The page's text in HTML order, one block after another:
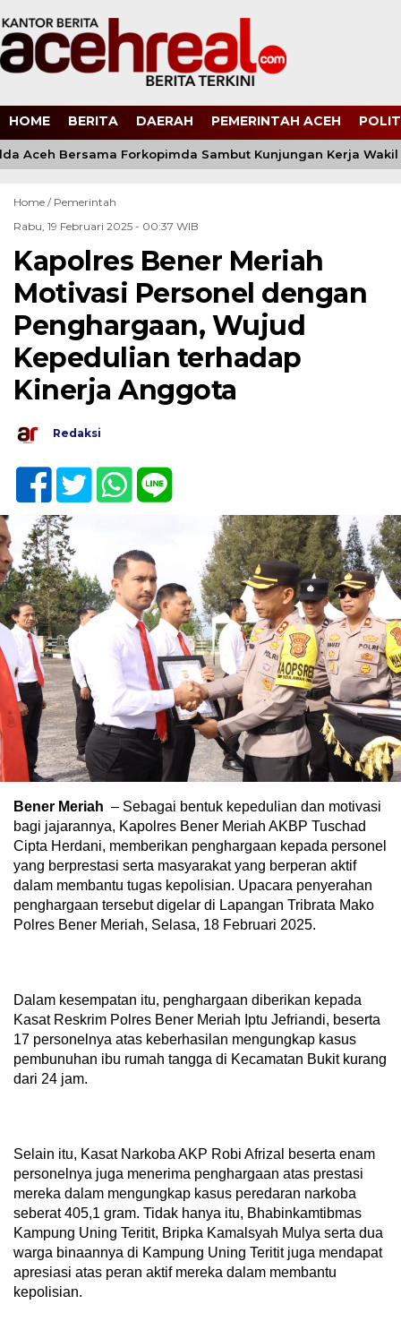
HOME BERITA DAERAH PEMERINTAH ACEH
Aceh Bersama Forkopimda Sambut Kunjungan Kerja Wakil
Home / Pemerintah
Rabu, 19 Februari 2025 - 00:37 WIB
Kapolres Bener Meriah
Motivasi Personel dengan
Penghargaan, Wujud
Kepedulian terhadap
Kinerja Anggota
Redaksi
Bener Meriah – Sebagai bentuk kepedulian dan motivasi
bagi jajarannya, Kapolres Bener Meriah AKBP Tuschad
Cipta Herdani, memberikan penghargaan kepada personel
yang berprestasi serta masyarakat yang berperan aktif
dalam membantu tugas kepolisian. Upacara penyerahan
penghargaan tersebut digelar di Lapangan Tribrata Mako
Polres Bener Meriah, Selasa, 18 Februari 2025.
Dalam kesempatan itu, penghargaan diberikan kepada
Kasat Reskrim Polres Bener Meriah Iptu Jefriandi, beserta
17 personelnya atas keberhasilan mengungkap kasus
pembunuhan ibu rumah tangga di Kecamatan Bukit kurang
dari 24 jam.
Selain itu, Kasat Narkoba AKP Robi Afrizal beserta enam
personelnya juga menerima penghargaan atas prestasi
mereka dalam mengungkap kasus peredaran narkoba
seberat 405,1 gram. Tidak hanya itu, Bhabinkamtibmas
Kampung Uning Teritit, Bripka Kamalsyah Mulya serta dua
warga binaannya di Kampung Uning Teritit juga mendapat
apresiasi atas peran aktif mereka dalam membantu
kepolisian.